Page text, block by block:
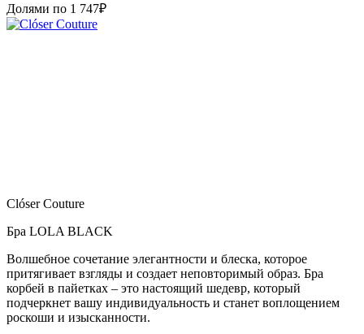
Долями по 1 747₽
Clóser Couture
Бра LOLA BLACK
Волшебное сочетание элегантности и блеска, которое
притягивает взгляды и создает неповторимый образ. Бра
корбей в пайетках – это настоящий шедевр, который
подчеркнет вашу индивидуальность и станет воплощением
роскоши и изысканности.